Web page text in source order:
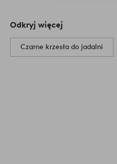
Odkryj więcej
Czarne krzesła do jadalni